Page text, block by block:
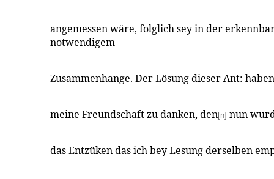
angemessen wäre, folglich sey in der
notwendigem
Zusammenhange. Der Lösung dieser Ant:
meine Freundschaft zu danken, den[n] nun
das Entzüken das ich bey Lesung derselben